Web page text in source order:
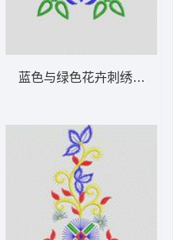
蓝色与绿色花卉刺绣图案